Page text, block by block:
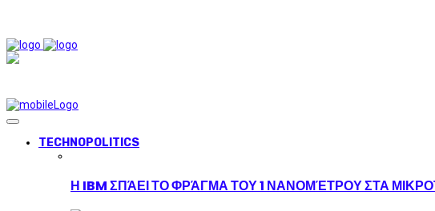
TECHNOPOLITICS
Η IBM ΣΠΆΕΙ ΤΟ ΦΡΆΓΜΑ ΤΟΥ 1 ΝΑΝΟΜΈΤΡΟΥ ΣΤΑ